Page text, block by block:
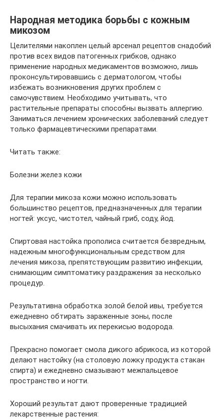
Народная методика борьбы с кожным
микозом
Целителями накоплен целый арсенал рецептов снадобий
против всех видов патогенных грибков, однако
применение народных медикаментов возможно, лишь
проконсультировавшись с дерматологом, чтобы
избежать возникновения других проблем с
самочувствием. Необходимо учитывать, что
растительные препараты способны вызвать аллергию.
Заниматься лечением хронических заболеваний следует
только фармацевтическими препаратами.
Читать также:
Болезни желез кожи
Для терапии микоза кожи можно использовать
большинство рецептов, предназначенных для терапии
ногтей: уксус, чистотел, чайный гриб, соду, йод.
Спиртовая настойка прополиса считается безвредным,
надежным многофункциональным средством для
лечения микоза, препятствующим развитию инфекции,
снимающим симптоматику раздражения за несколько
процедур.
Результативна обработка золой белой ивы, требуется
ежедневно обтирать зараженные зоны, после
высыхания смачивать их перекисью водорода.
Прекрасно помогает смола дикого абрикоса, из которой
делают настойку (на столовую ложку продукта стакан
спирта) и ежедневно смазывают межпальцевое
пространство и ногти.
Хороший результат дают проверенные традицией
лекарственные растения: